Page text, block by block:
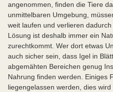
angenommen, finden die Tiere
unmittelbaren Umgebung,
weit laufen und verlieren
Lösung ist deshalb immer ein
zurechtkommt. Wer dort etwas
auch sicher sein, dass Igel in
abgemähten Bereichen genug
Nahrung finden werden. Einiges
liegengelassen werden, dies